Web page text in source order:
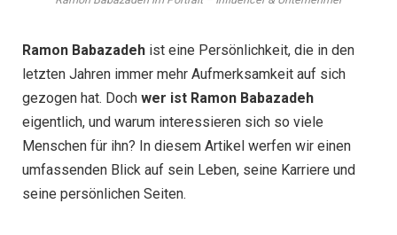
Ramon Babazadeh ist eine Persönlichkeit, die in den
letzten Jahren immer mehr Aufmerksamkeit auf sich
gezogen hat. Doch wer ist Ramon Babazadeh
eigentlich, und warum interessieren sich so viele
Menschen für ihn? In diesem Artikel werfen wir einen
umfassenden Blick auf sein Leben, seine Karriere und
seine persönlichen Seiten.